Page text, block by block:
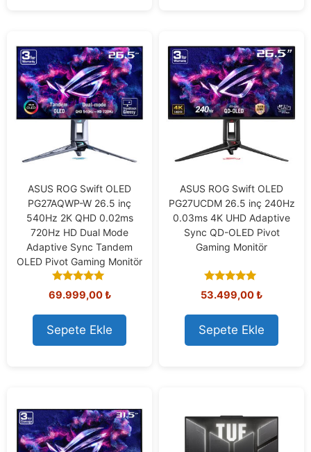
ASUS ROG Swift OLED
PG27AQWP-W 26.5 inç
540Hz 2K QHD 0.02ms
720Hz HD Dual Mode
Adaptive Sync Tandem
OLED Pivot Gaming Monitör
5.00
out of 5
69.999,00₺
Sepete Ekle
ASUS ROG Swift OLED
PG27UCDM 26.5 inç 240Hz
0.03ms 4K UHD Adaptive
Sync QD-OLED Pivot
Gaming Monitör
4.91
out of 5
53.499,00₺
Sepete Ekle